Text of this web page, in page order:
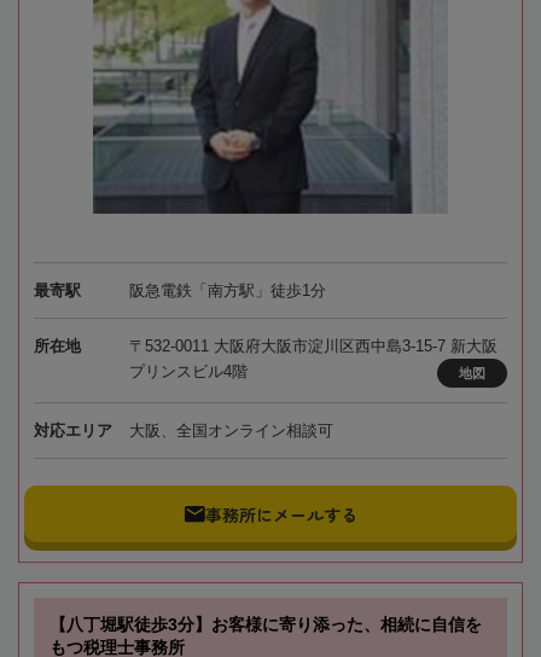
最寄駅 阪急電鉄「南方駅」徒歩1分
所在地
〒532-0011 大阪府大阪市淀川区西中島3-15-7 新大阪
プリンスビル4階
地図
対応エリア 大阪、全国オンライン相談可
事務所にメールする
【八丁堀駅徒歩3分】お客様に寄り添った、相続に自信を
もつ税理士事務所